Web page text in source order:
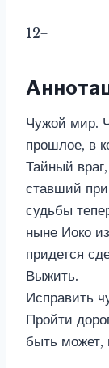
12+
Чужой мир.
прошлое, в
Тайный
ставший
судьбы
ныне Иоко
придется
Выжить.
Исправить
Пройти
быть может,